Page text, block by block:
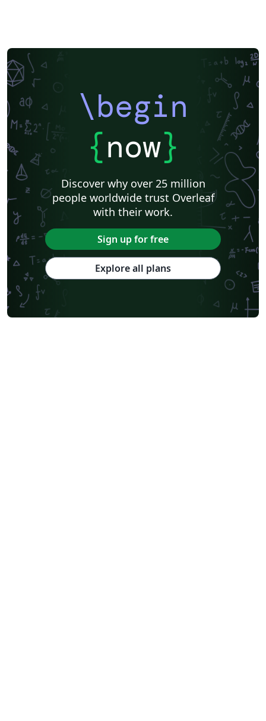
\begin
{now}
Discover why over 25 million
people worldwide trust Overleaf
with their work.
Sign up for free
Explore all plans